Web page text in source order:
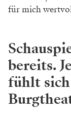
für mich
bereits.
fühlt